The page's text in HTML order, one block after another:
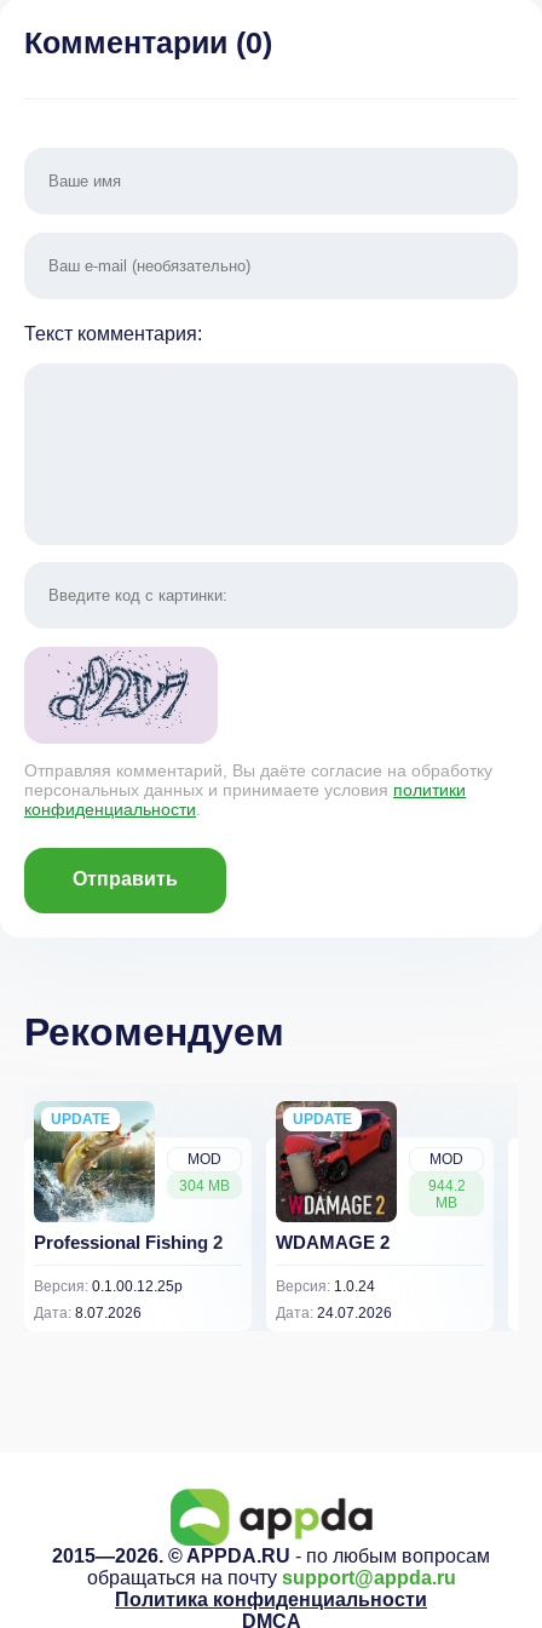
Комментарии (0)
Текст комментария:
Отправляя комментарий, Вы даёте согласие на обработку
персональных данных и принимаете условия политики
конфиденциальности
Отправить
Рекомендуем
MOD
304 MB
UPDATE
NEW
Professional Fishing 2
Версия: 0.1.00.12.25p
Дата: 8.07.2026
MOD
944.2
MB
UPDATE
NEW
WDAMAGE 2
Версия: 1.0.24
Дата: 24.07.2026
2015—2026. © APPDA.RU - по любым вопросам
обращаться на почту support@appda.ru
Политика конфиденциальности
DMCA